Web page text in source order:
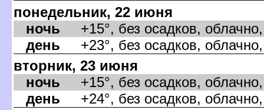
понедельник, 22 июня
ночь +15°, без осадков,
день +23°, без осадков,
торник, 23 июня
ночь +15°, без осадков,
день +24°, без осадков,